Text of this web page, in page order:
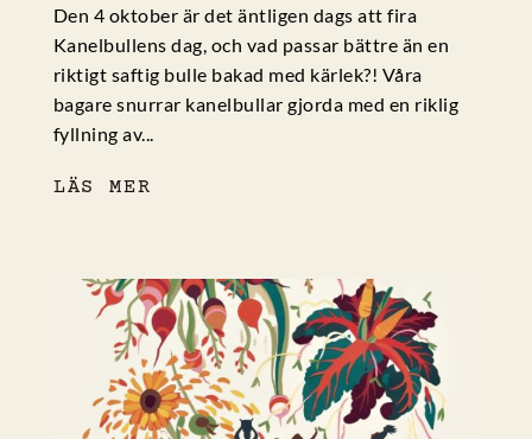
Den 4 oktober är det äntligen dags att fira
Kanelbullens dag, och vad passar bättre än en
riktigt saftig bulle bakad med kärlek?! Våra
bagare snurrar kanelbullar gjorda med en riklig
fyllning av...
LÄS MER